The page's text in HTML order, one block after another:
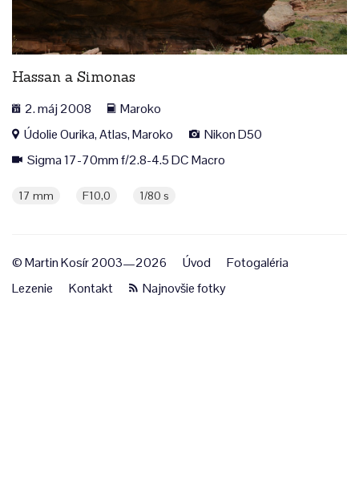
Hassan a Simonas
2. máj 2008
Maroko
Údolie Ourika, Atlas, Maroko
Nikon D50
Sigma 17-70mm f/2.8-4.5 DC Macro
17 mm F10,0 1/80 s
© Martin Kosír 2003—2026 Úvod
Fotogaléria
Lezenie
Kontakt Najnovšie fotky